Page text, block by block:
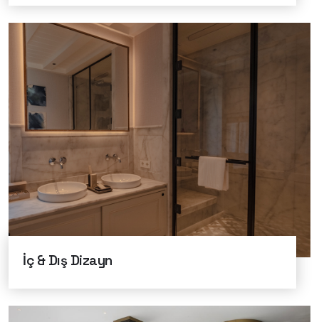
İç & Dış Dizayn